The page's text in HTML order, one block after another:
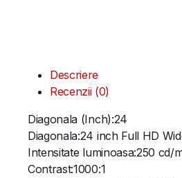
Descriere
Recenzii (0)
Diagonala (Inch):24
Diagonala:24 inch Full HD
Intensitate luminoasa:250 cd/
Contrast:1000:1